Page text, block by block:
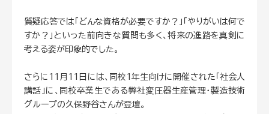
質疑応答では「どんな資格が必要ですか？」「やりがいは何で
すか？」といった前向きな質問も多く、将来の進路を真剣に
考える姿が印象的でした。
さらに11月11日には、同校1年生向けに開催された「社会人
講話」に、同校卒業生である弊社変圧器生産管理・製造技術
グループの久保野谷さんが登壇。